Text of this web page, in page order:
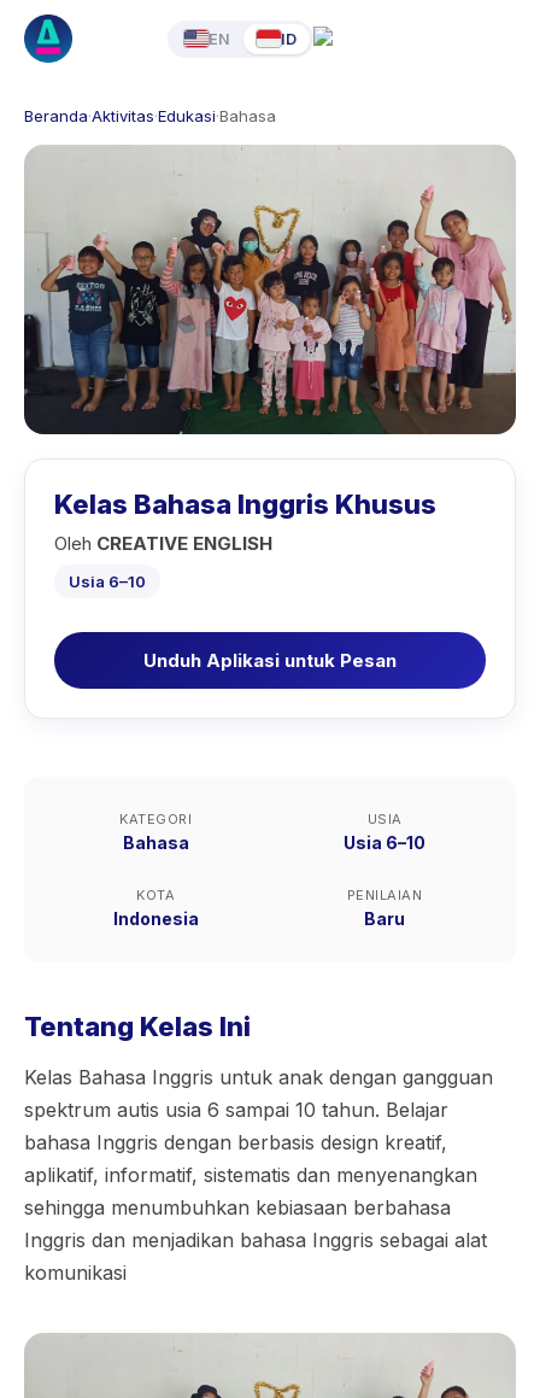
EN ID
Beranda·Aktivitas·Edukasi·Bahasa
Kelas Bahasa Inggris Khusus
Oleh CREATIVE ENGLISH
Usia 6–10
Unduh Aplikasi untuk Pesan
KATEGORI
Bahasa
USIA
Usia 6–10
KOTA
Indonesia
PENILAIAN
Baru
Tentang Kelas Ini
Kelas Bahasa Inggris untuk anak dengan gangguan
spektrum autis usia 6 sampai 10 tahun. Belajar
bahasa Inggris dengan berbasis design kreatif,
aplikatif, informatif, sistematis dan menyenangkan
sehingga menumbuhkan kebiasaan berbahasa
Inggris dan menjadikan bahasa Inggris sebagai alat
komunikasi